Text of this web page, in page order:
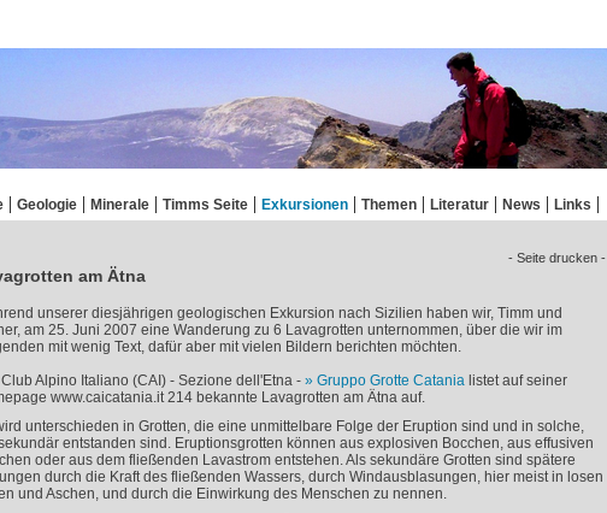
Geologie Minerale Timms Seite Exkursionen Themen Literatur News Links
- Seite drucken -
am Ätna
unserer diesjährigen geologischen Exkursion nach Sizilien haben wir, Timm und
am 25. Juni 2007 eine Wanderung zu 6 Lavagrotten unternommen, über die wir im
mit wenig Text, dafür aber mit vielen Bildern berichten möchten.
Club Alpino Italiano (CAI) - Sezione dell'Etna -
Gruppo Grotte Catanialistet auf seiner
www.caicatania.it 214 bekannte Lavagrotten am Ätna auf.
unterschieden in Grotten, die eine unmittelbare Folge der Eruption sind und in solche,
entstanden sind. Eruptionsgrotten können aus explosiven Bocchen, aus effusiven
oder aus dem fließenden Lavastrom entstehen. Als sekundäre Grotten sind spätere
durch die Kraft des fließenden Wassers, durch Windausblasungen, hier meist in losen
und Aschen, und durch die Einwirkung des Menschen zu nennen.